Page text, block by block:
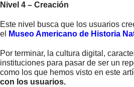
Nivel 4 – Creación
Este nivel busca que los usuarios
el
Museo Americano de Historia
Por terminar, la cultura digital,
instituciones para pasar de ser un
como los que hemos visto en este
con los usuarios.